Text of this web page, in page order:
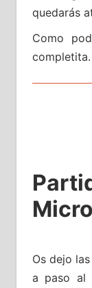
quedarás
Como
completita.
Os dejo
a paso al